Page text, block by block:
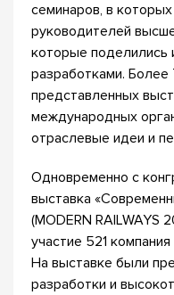
семинаров, в
руководителей
которые поделились
разработками.
представленных
международных
отраслевые идеи и
Одновременно с
выставка
(MODERN RAILWAYS
участие 521
На выставке были
разработки и